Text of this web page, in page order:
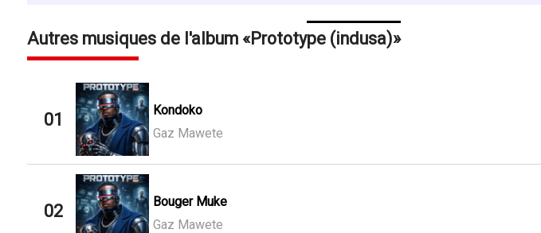
Autres musiques de l'album Prototype (indusa)
01
Kondoko
Gaz Mawete
02
Bouger Muke
Gaz Mawete